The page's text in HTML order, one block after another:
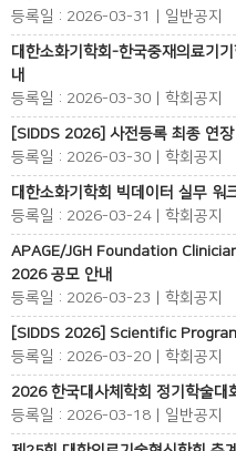
등록일 : 2026-03-31 | 일반공지
대한소화기학회-한국중재의료기
내
등록일 : 2026-03-30 | 학회공지
[SIDDS 2026] 사전등록 최종 연
등록일 : 2026-03-30 | 학회공지
대한소화기학회 빅데이터 실무 워
등록일 : 2026-03-24 | 학회공지
APAGE/JGH Foundation
2026 공모 안내
등록일 : 2026-03-23 | 학회공지
[SIDDS 2026] Scientific
등록일 : 2026-03-20 | 학회공지
2026 한국대사체학회 정기학술
등록일 : 2026-03-18 | 일반공지